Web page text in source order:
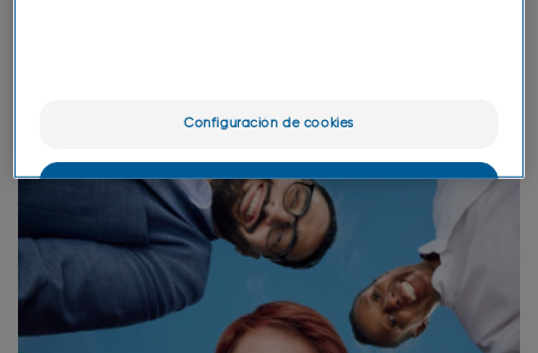
Configuración de cookies
Sólo lo esencial
OK